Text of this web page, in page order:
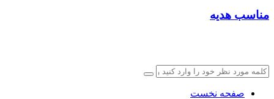
مناسب هدیه
صفحه نخست